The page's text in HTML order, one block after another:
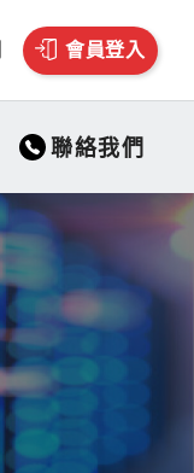
會員登入
聯絡我們